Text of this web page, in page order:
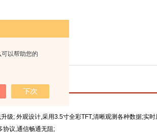
以帮助您的
级; 外观设计,采用3.5寸全彩TFT,清晰观测各种数据;实
协议,通信畅通无阻;